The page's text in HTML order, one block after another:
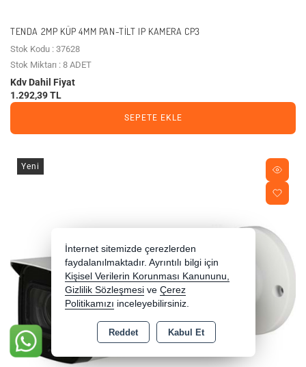
TENDA 2MP KÜP 4MM PAN-TILT IP KAMERA CP3
Stok Kodu : 37628
Stok Miktarı : 8 ADET
Kdv Dahil Fiyat
1.292,39 TL
SEPETE EKLE
Yeni
İnternet sitemizde çerezlerden
faydalanılmaktadır. Ayrıntılı bilgi için
Kişisel Verilerin Korunması Kanununu,
Gizlilik Sözleşmesi ve Çerez
Politikamızı inceleyebilirsiniz.
Reddet Kabul Et